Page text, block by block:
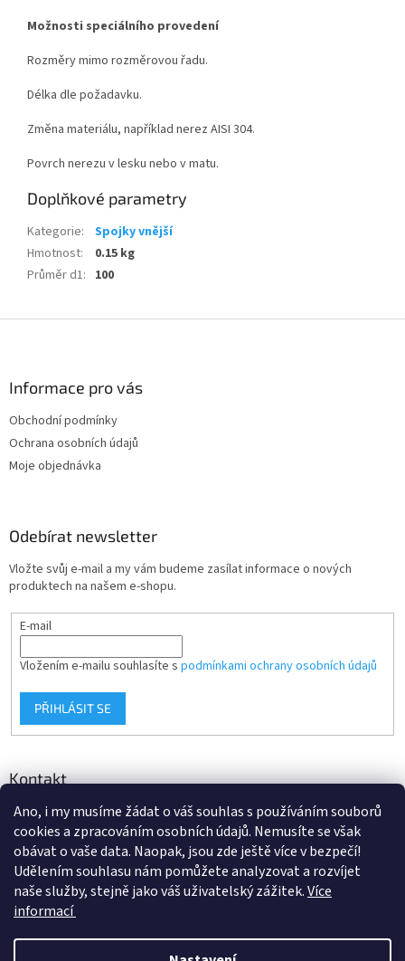
Ano, i my musíme žádat o váš souhlas s používáním souborů
cookies a zpracováním osobních údajů. Nemusíte se však
obávat o vaše data. Naopak, jsou zde ještě více v bezpečí!
Udělením souhlasu nám pomůžete analyzovat a rozvíjet
naše služby, stejně jako váš uživatelský zážitek.Více
informací
Možnosti speciálního provedení
Rozměry mimo rozměrovou řadu.
Délka dle požadavku.
Změna materiálu, například nerez AISI 304.
Povrch nerezu v lesku nebo v matu.
Doplňkové parametry
Kategorie:
Spojky vnější
Hmotnost:
0.15 kg
Průměr d1: 100
Informace pro vás
Obchodní podmínky
Ochrana osobních údajů
Moje objednávka
Odebírat newsletter
Vložte svůj e-mail a my vám budeme zasílat informace o nových
produktech na našem e-shopu.
E-mail
Vložením e-mailu souhlasíte s podmínkami ochrany osobních údajů
PŘIHLÁSIT SE
Kontakt
info@d-klima.cz
+420 517 357 288